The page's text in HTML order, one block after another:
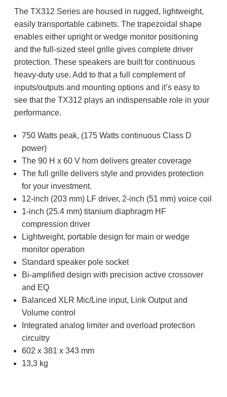
The TX312 Series are housed in rugged, lightweight,
easily transportable cabinets. The trapezoidal shape
enables either upright or wedge monitor positioning
and the full-sized steel grille gives complete driver
protection. These speakers are built for continuous
heavy-duty use. Add to that a full complement of
inputs/outputs and mounting options and it’s easy to
see that the TX312 plays an indispensable role in your
performance.
750 Watts peak, (175 Watts continuous Class D
power)
The 90 H x 60 V horn delivers greater coverage
The full grille delivers style and provides protection
for your investment.
12-inch (203 mm) LF driver, 2-inch (51 mm) voice coil
1-inch (25.4 mm) titanium diaphragm HF
compression driver
Lightweight, portable design for main or wedge
monitor operation
Standard speaker pole socket
Bi-amplified design with precision active crossover
and EQ
Balanced XLR Mic/Line input, Link Output and
Volume control
Integrated analog limiter and overload protection
circuitry
602 x 381 x 343 mm
13,3 kg